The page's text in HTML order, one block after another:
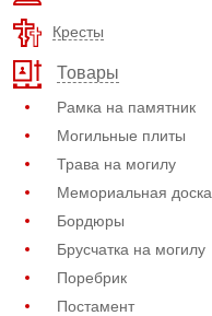
Кресты
Товары
Рамка на памятник
Могильные плиты
Трава на могилу
Мемориальная доска
Бордюры
Брусчатка на могилу
Поребрик
Постамент